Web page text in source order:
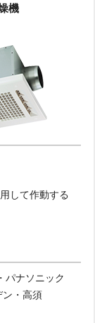
機
して作動する
パナソニック
・高須